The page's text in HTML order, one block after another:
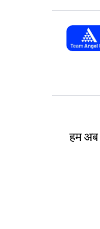
हम अब